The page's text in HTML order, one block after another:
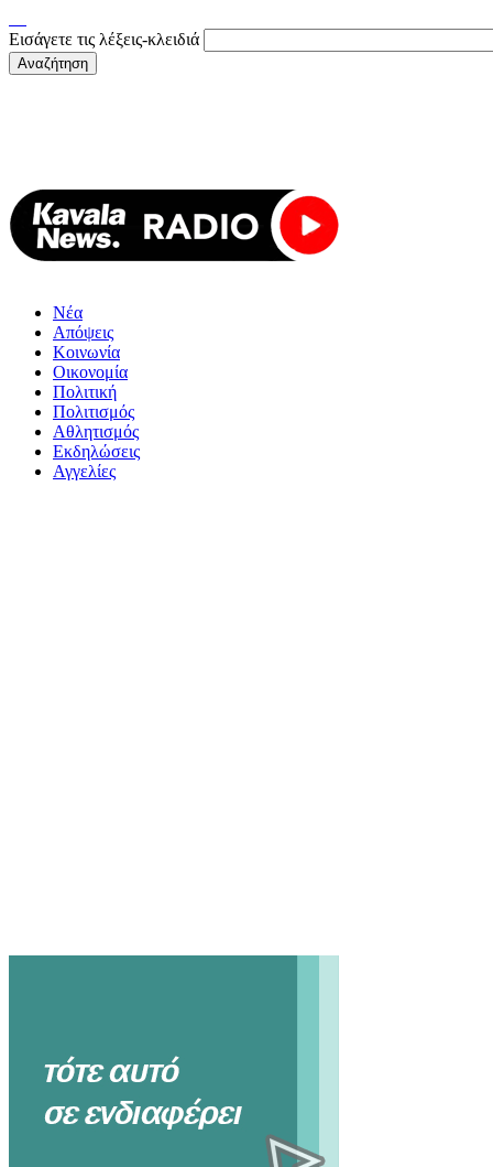
Εισάγετε τις λέξεις-κλειδιά
Νέα
Απόψεις
Κοινωνία
Οικονομία
Πολιτική
Πολιτισμός
Αθλητισμός
Εκδηλώσεις
Αγγελίες